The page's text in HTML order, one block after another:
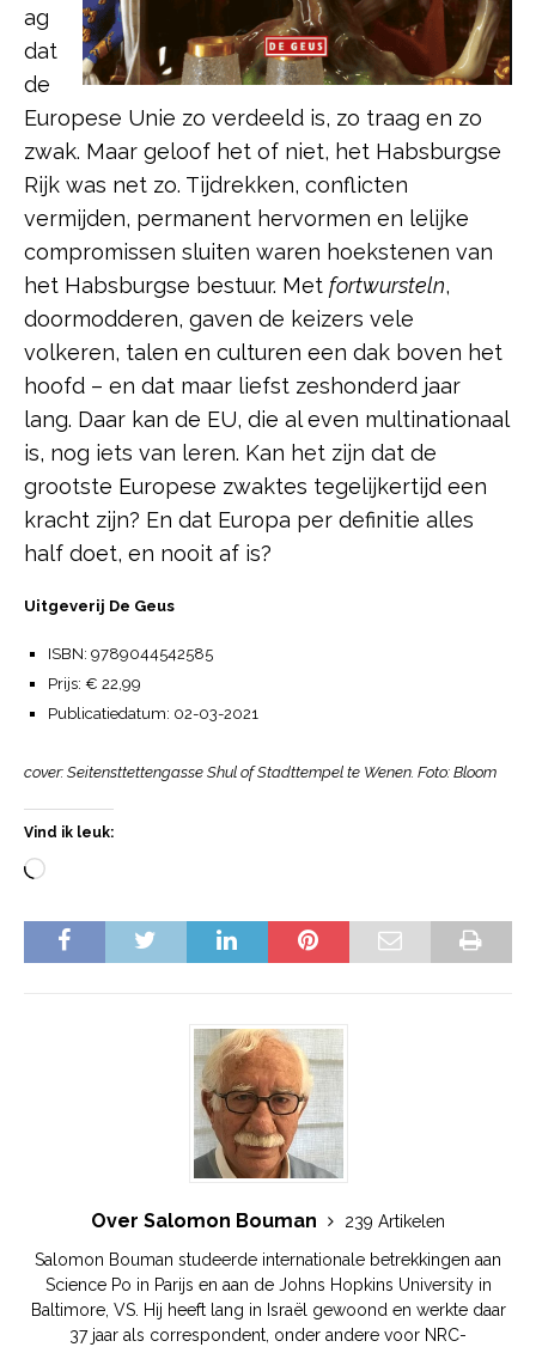
ag
dat
de
Europese Unie zo verdeeld is, zo traag en zo
zwak. Maar geloof het of niet, het Habsburgse
Rijk was net zo. Tijdrekken, conflicten
vermijden, permanent hervormen en lelijke
compromissen sluiten waren hoekstenen van
het Habsburgse bestuur. Met fortwursteln,
doormodderen, gaven de keizers vele
volkeren, talen en culturen een dak boven het
hoofd – en dat maar liefst zeshonderd jaar
lang. Daar kan de EU, die al even multinationaal
is, nog iets van leren. Kan het zijn dat de
grootste Europese zwaktes tegelijkertijd een
kracht zijn? En dat Europa per definitie alles
half doet, en nooit af is?
Uitgeverij De Geus
ISBN: 9789044542585
Prijs: € 22,99
Publicatiedatum: 02-03-2021
cover: Seitensttettengasse Shul of Stadttempel te Wenen. Foto: Bloom
Vind ik leuk:
Over Salomon Bouman
239 Artikelen
Salomon Bouman studeerde internationale betrekkingen aan
Science Po in Parijs en aan de Johns Hopkins University in
Baltimore, VS. Hij heeft lang in Israël gewoond en werkte daar
37 jaar als correspondent, onder andere voor NRC-